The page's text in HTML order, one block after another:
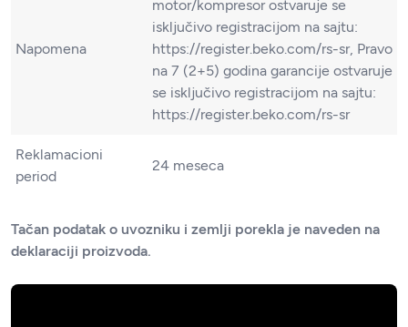
Napomena
motor/kompresor ostvaruje se
isključivo registracijom na sajtu:
https://register.beko.com/rs-sr, Pravo
na 7 (2+5) godina garancije ostvaruje
se isključivo registracijom na sajtu:
https://register.beko.com/rs-sr
Reklamacioni
period
24 meseca
Tačan podatak o uvozniku i zemlji porekla je naveden na
deklaraciji proizvoda.